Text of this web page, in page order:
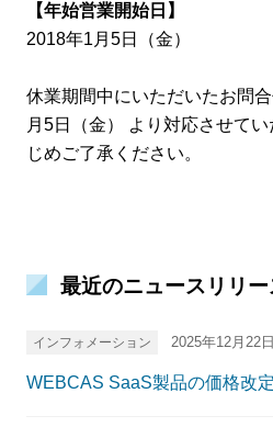
【年始営業開始日】
2018年1月5日（金）
休業期間中にいただいたお問
月5日（金） より対応させて
じめご了承ください。
最近のニュースリリー
インフォメーション 2025年12月22日
WEBCAS SaaS製品の価格改